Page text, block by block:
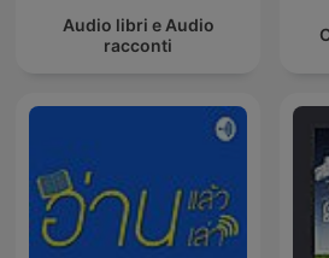
Audio libri e Audio
racconti